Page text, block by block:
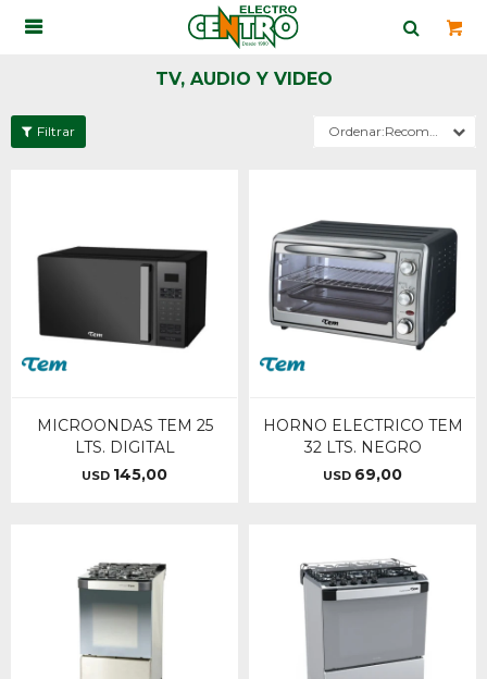

TV, AUDIO Y VIDEO
Recomendados
MICROONDAS TEM 25
LTS. DIGITAL
USD 145,00
HORNO ELECTRICO TEM
32 LTS. NEGRO
USD 69,00